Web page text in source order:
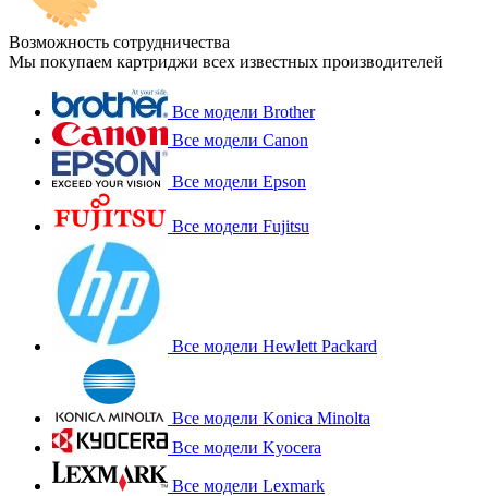
Возможность сотрудничества
Мы покупаем картриджи всех известных производителей
Все модели Brother
Все модели Canon
Все модели Epson
Все модели Fujitsu
Все модели Hewlett Packard
Все модели Konica Minolta
Все модели Kyocera
Все модели Lexmark